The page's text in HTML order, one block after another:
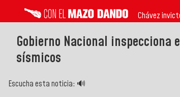
Chávez
Gobierno Nacional
sísmicos
Escucha esta noticia: 🔊